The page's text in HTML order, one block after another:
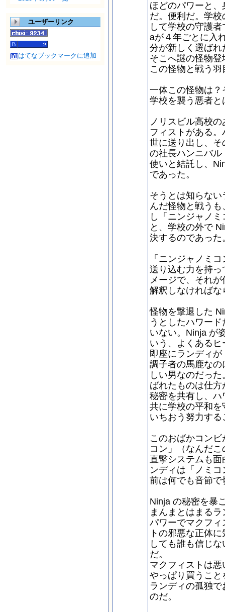
ユーザーリンク
はてなブックマークに追加
ほどのパワーと
だ。便利だ。学
して学校の守護
aが４年ごとに入
分が新しく選ば
そこへ謎の怪物
この怪物と戦う
一体この怪物は
学校を襲う悪者と
ノリスビル高校
フィストがある
世に送り出し、
の社長ハンニバ
使いと結託し、
であった。
そうとは知らな
んだ怪物と戦う
し「ニンジャノ
と、学校の外で
決するのであった
「ニンジャノミ
送り込む力を持
メージで、それ
解釈しなければな
怪物を撃退した
うとしたハワー
いない。Ninja が
いう、よくある
即座にランディ
調子者の馬鹿な
しい男なのだった
ばれたものは仕
秘密を共有し、
共に学校の平和
いちおう努力す
このおばかコン
コン」（なんだ
直撃システムも
ンディは「ノミ
前は何でも音節
Ninja の秘密を暴
まんまとはまる
パワーでマクフ
トの邪悪な正体
しても誰も信じ
だ。
マクフィストは
やっぱり買うこ
ランディの孤独
のだ。